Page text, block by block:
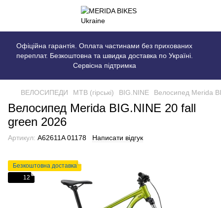
Офіційна гарантія. Оплата частинами без прихованих
переплат. Безкоштовна та швидка доставка по Україні.
Сервісна підтримка
ВЕЛОСИПЕДИ MTB (гірські) BIG.NINE Велосипед Merida
Велосипед Merida BIG.NINE 20 fall
green 2026
Артикул: A62611A 01178 Написати відгук
Безкоштовна доставка
12